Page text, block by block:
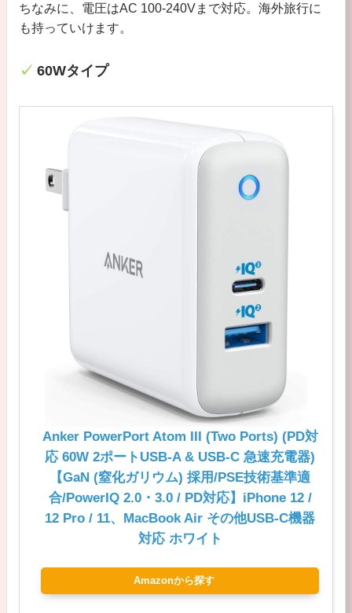
ちなみに、電圧はAC 100-240Vまで対応。海外旅行に
も持っていけます。
60Wタイプ
Anker PowerPort Atom III (Two Ports) (PD対
応 60W 2ポートUSB-A & USB-C 急速充電器)
【GaN (窒化ガリウム) 採用/PSE技術基準適
合/PowerIQ 2.0・3.0 / PD対応】iPhone 12 /
12 Pro / 11、MacBook Air その他USB-C機器
対応 ホワイト
Amazonから探す